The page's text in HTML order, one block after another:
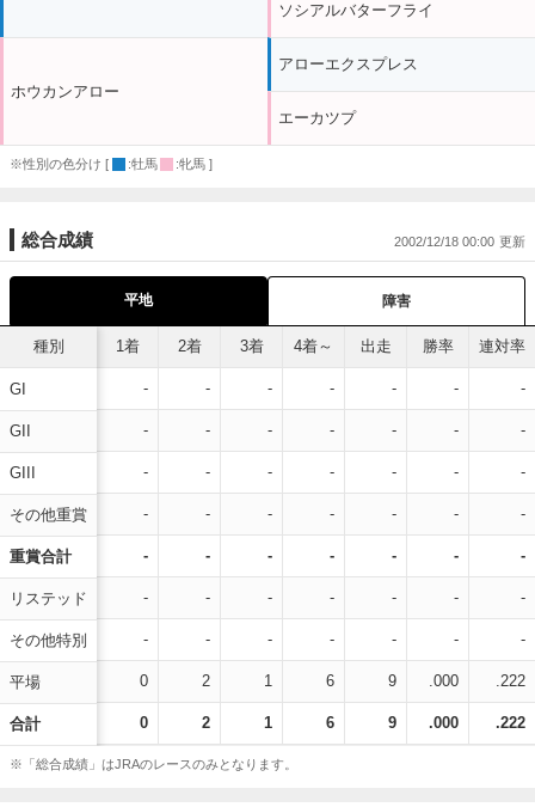
ホウカンアロー
ソシアルバターフライ
アローエクスプレス
エーカツプ
※性別の色分け [ :牡馬 :牝馬 ]
総合成績 2002/12/18 00:00
平地 障害
種別
GI
GII
GIII
その他重賞
重賞合計
リステッド
その他特別
平場
合計
1着 2着 3着 4着～ 出走 勝率 連対率
- - - - - - -
- - - - - - -
- - - - - - -
- - - - - - -
- - - - - - -
- - - - - - -
- - - - - - -
0 2 1 6 9 .000 .222
0 2 1 6 9 .000 .222
※「総合成績」はJRAのレースのみとなります。